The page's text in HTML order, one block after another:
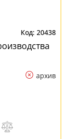
20438
архив